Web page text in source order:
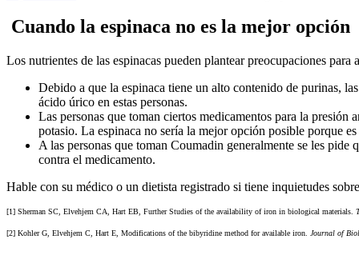
Cuando la espinaca no es la mejor opción
Los nutrientes de las espinacas pueden plantear preocupaciones para
Debido a que la espinaca tiene un alto contenido de purinas,
ácido úrico en estas personas.
Las personas que toman ciertos medicamentos para la presión
potasio. La espinaca no sería la mejor opción posible porque
A las personas que toman Coumadin generalmente se les
contra el medicamento.
Hable con su médico o un dietista registrado si tiene inquietudes
[1] Sherman SC, Elvehjem CA, Hart EB, Further Studies of the availability of iron in biological materials.
[2] Kohler G, Elvehjem C, Hart E, Modifications of the bibyridine method for available iron. Journal of